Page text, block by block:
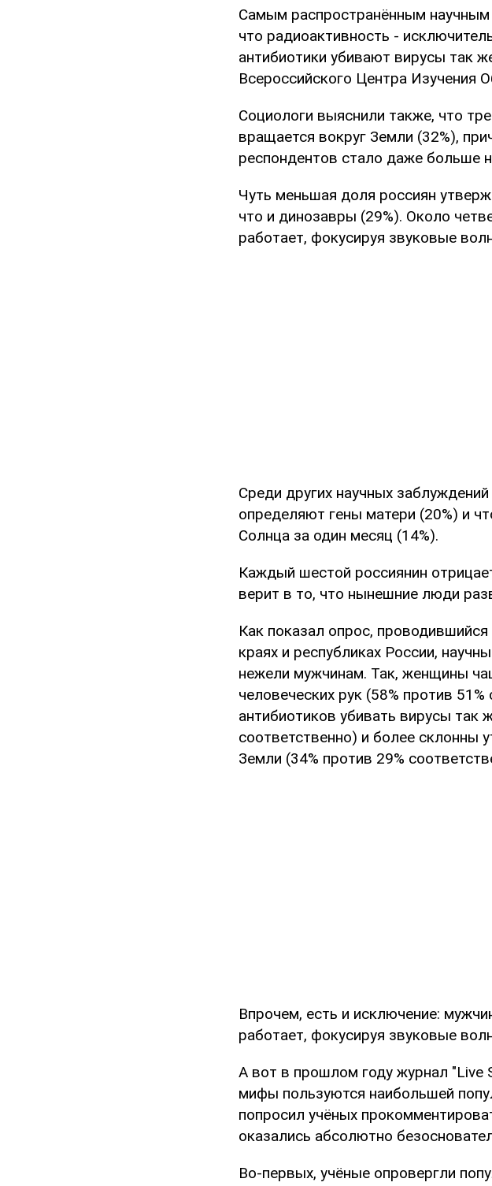
Самым распространённым научным
что радиоактивность -
антибиотики убивают вирусы так
Всероссийского Центра Изучения
Социологи выяснили также, что
вращается вокруг Земли (32%),
респондентов стало даже больше
Чуть меньшая доля россиян
что и динозавры (29%). Около
работает, фокусируя звуковые
Среди других научных
определяют гены матери (20%) и
Солнца за один месяц (14%).
Каждый шестой россиянин
верит в то, что нынешние люди
Как показал опрос,
краях и республиках России,
нежели мужчинам. Так, женщины
человеческих рук (58% против
антибиотиков убивать вирусы так
соответственно) и более склонны
Земли (34% против 29%
Впрочем, есть и исключение:
работает, фокусируя звуковые
А вот в прошлом году журнал "Live
мифы пользуются наибольшей
попросил учёных
оказались абсолютно
Во-первых, учёные опровергли